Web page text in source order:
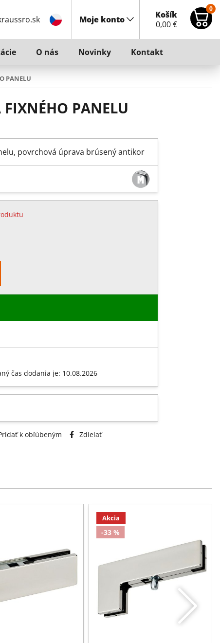
Moje konto
Košík
0,00€
0
O nás Novinky Kontakt
PANELU
FIXNÉHO PANELU
povrchová úprava brúsený antikor
čas dodania je: 10.08.2026
k obľúbeným Zdielať
Akcia
-33 %